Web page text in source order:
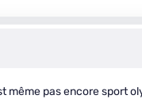
même pas encore sport